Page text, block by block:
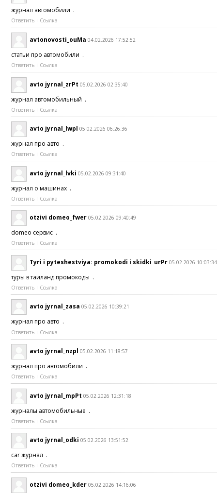
журнал автомобили .
Ответить Ссылка
avtonovosti_ouMa 04.02.2026 17:52:52
статьи про автомобили .
Ответить Ссылка
avto jyrnal_zrPt 05.02.2026 02:35:40
журнал автомобильный .
Ответить Ссылка
avto jyrnal_lwpl 05.02.2026 06:26:36
журнал про авто .
Ответить Ссылка
avto jyrnal_lvki 05.02.2026 09:31:40
журнал о машинах .
Ответить Ссылка
otzivi domeo_fwer 05.02.2026 09:40:49
domeo сервис .
Ответить Ссылка
Tyri i pyteshestviya: promokodi i skidki_urPr 05.02.2026 10:03:34
туры в таиланд промокоды .
Ответить Ссылка
avto jyrnal_zasa 05.02.2026 10:39:21
журнал про авто .
Ответить Ссылка
avto jyrnal_nzpl 05.02.2026 11:18:57
журнал про автомобили .
Ответить Ссылка
avto jyrnal_mpPt 05.02.2026 12:31:18
журналы автомобильные .
Ответить Ссылка
avto jyrnal_odki 05.02.2026 13:51:52
car журнал .
Ответить Ссылка
otzivi domeo_kder 05.02.2026 14:16:06